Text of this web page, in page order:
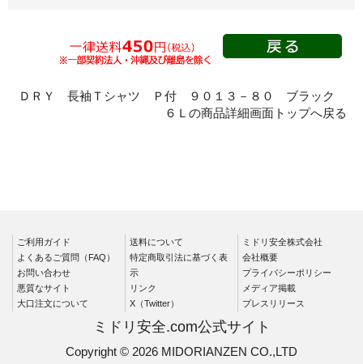
秋冬長袖
クリーンウェ
ワークパンツ
春夏
食品産業用
クリーンウェ
ＤＲＹ 長袖Ｔシャツ Ｐ付 ９０１３－８０ ブラック
６Ｌの商品詳細画面トップへ戻る
ご利用ガイド
よくあるご質問（FAQ）
お問い合わせ
悪質なサイト
大口注文について
送料について
特定商取引法に基づく表
示
リンク
X（Twitter）
ミドリ安全株式会社
会社概要
プライバシーポリシー
メディア掲載
プレスリリース
ミドリ安全.com公式サイト
Copyright © 2026 MIDORIANZEN CO.,LTD